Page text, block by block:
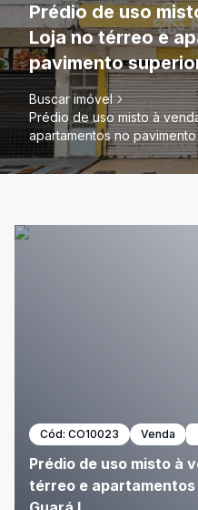
Prédio de uso
Loja no térreo e
pavimento
Buscar imóvel
Prédio de uso misto à
apartamentos no
Cód: CO10023 Venda
Prédio de uso misto à
térreo e